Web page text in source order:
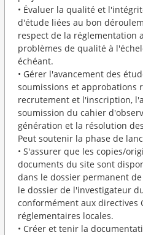
• Évaluer la qualité et
d'étude liées au bon
respect de la réglementation
problèmes de qualité à
échéant.
• Gérer l'avancement des
soumissions et approbations
recrutement et l'inscription,
soumission du cahier
génération et la résolution
Peut soutenir la phase de
• S'assurer que les copies/
documents du site sont
dans le dossier permanent
le dossier de l'investigateur
conformément aux directives
réglementaires locales.
• Créer et tenir la